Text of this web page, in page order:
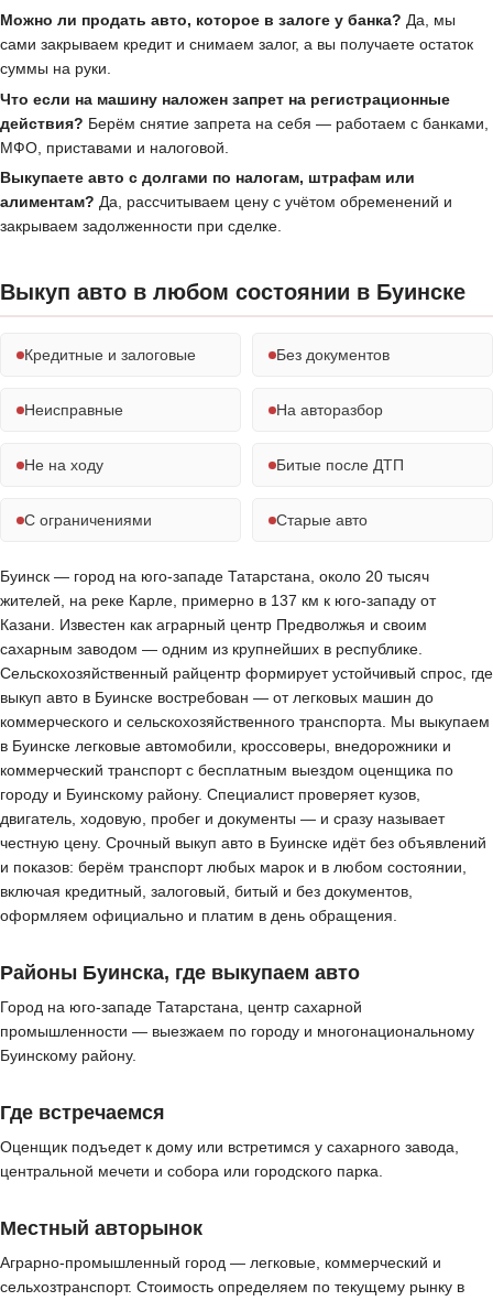
Можно ли продать авто, которое в залоге у банка? Да, мы
сами закрываем кредит и снимаем залог, а вы получаете остаток
суммы на руки.
Что если на машину наложен запрет на регистрационные
действия? Берём снятие запрета на себя — работаем с банками,
МФО, приставами и налоговой.
Выкупаете авто с долгами по налогам, штрафам или
алиментам? Да, рассчитываем цену с учётом обременений и
закрываем задолженности при сделке.
Выкуп авто в любом состоянии в Буинске
Кредитные и залоговые Без документов
Неисправные На авторазбор
Не на ходу Битые после ДТП
С ограничениями Старые авто
Буинск — город на юго-западе Татарстана, около 20 тысяч
жителей, на реке Карле, примерно в 137 км к юго-западу от
Казани. Известен как аграрный центр Предволжья и своим
сахарным заводом — одним из крупнейших в республике.
Сельскохозяйственный райцентр формирует устойчивый спрос, где
выкуп авто в Буинске востребован — от легковых машин до
коммерческого и сельскохозяйственного транспорта. Мы выкупаем
в Буинске легковые автомобили, кроссоверы, внедорожники и
коммерческий транспорт с бесплатным выездом оценщика по
городу и Буинскому району. Специалист проверяет кузов,
двигатель, ходовую, пробег и документы — и сразу называет
честную цену. Срочный выкуп авто в Буинске идёт без объявлений
и показов: берём транспорт любых марок и в любом состоянии,
включая кредитный, залоговый, битый и без документов,
оформляем официально и платим в день обращения.
Районы Буинска, где выкупаем авто
Город на юго-западе Татарстана, центр сахарной
промышленности — выезжаем по городу и многонациональному
Буинскому району.
Где встречаемся
Оценщик подъедет к дому или встретимся у сахарного завода,
центральной мечети и собора или городского парка.
Местный авторынок
Аграрно-промышленный город — легковые, коммерческий и
сельхозтранспорт. Стоимость определяем по текущему рынку в